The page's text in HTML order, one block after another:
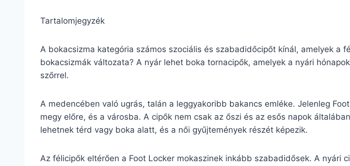
Tartalomjegyzék
A bokacsizma kategória számos szociális és szabadidőcipőt kínál, amelyek a
bokacsizmák változata? A nyár lehet boka tornacipők, amelyek a nyári
szőrrel.
A medencében való ugrás, talán a leggyakoribb bakancs emléke. Jelenleg
megy előre, és a városba. A cipők nem csak az őszi és az esős napok
lehetnek térd vagy boka alatt, és a női gyűjtemények részét képezik.
Az félicipők eltérően a Foot Locker mokaszinek inkább szabadidősek. A nyári